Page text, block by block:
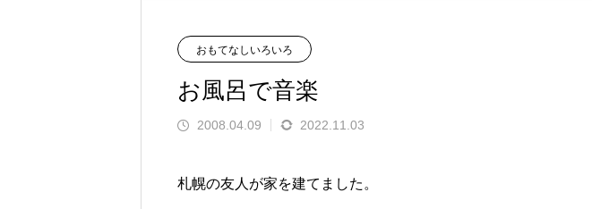
おもてなしいろいろ
お風呂で音楽
2008.04.09 2022.11.03
札幌の友人が家を建てました。